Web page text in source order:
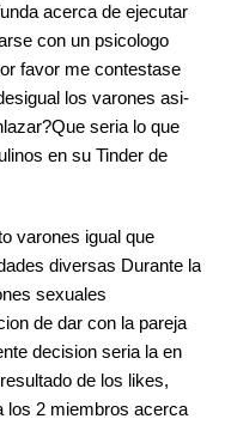
acerca de ejecutar
con un psicologo
favor me contestase
los varones asi­
seri­a lo que
en su Tinder de
varones igual que
diversas Durante la
sexuales
de dar con la pareja
decision seri­a la en
de los likes,
los 2 miembros acerca